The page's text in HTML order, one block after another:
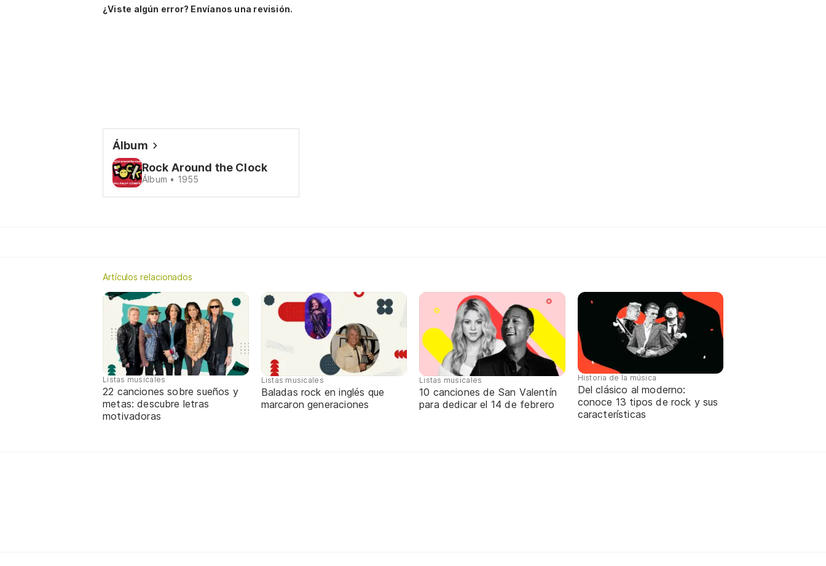
¿Viste algún error? Envíanos una revisión.
Álbum
Rock Around the Clock
Álbum • 1955
Artículos relacionados
Listas musicales
22 canciones sobre sueños y
metas: descubre letras
motivadoras
Listas musicales
Baladas rock en inglés que
marcaron generaciones
Listas musicales
10 canciones de San Valentín
para dedicar el 14 de febrero
Historia de la música
Del clásico al moderno:
conoce 13 tipos de rock y sus
características